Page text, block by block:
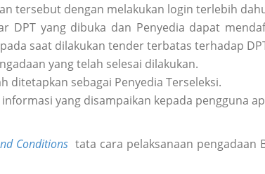
tersebut dengan melakukan login terlebih
DPT yang dibuka dan Penyedia dapat
saat dilakukan tender terbatas terhadap
yang telah selesai dilakukan.
ditetapkan sebagai Penyedia Terseleksi.
yang disampaikan kepada pengguna
Conditions tata cara pelaksanaan pengadaan